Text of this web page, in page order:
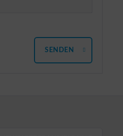
SENDEN